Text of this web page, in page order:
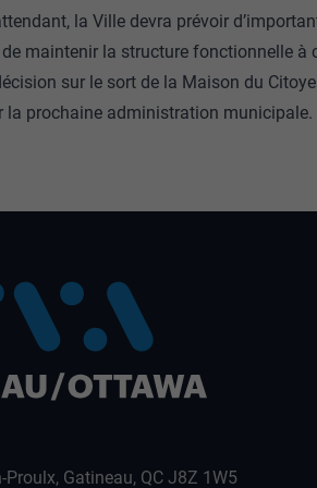
la Ville devra prévoir
maintenir la structure fonctionnelle à
sur le sort de la Maison du
la prochaine administration municipale.
Proulx, Gatineau, QC J8Z 1W5